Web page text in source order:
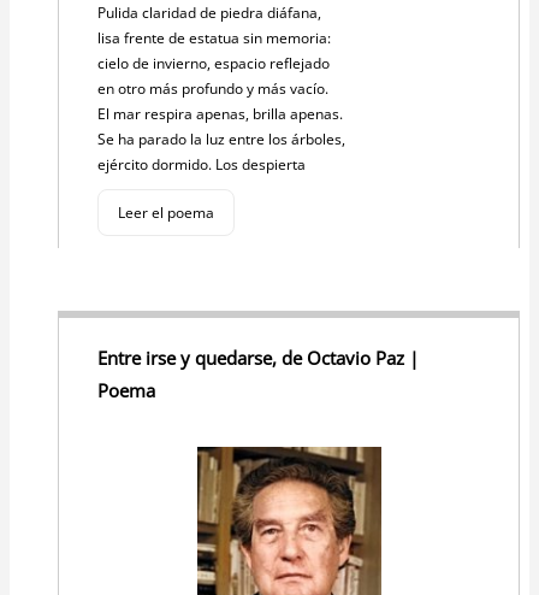
Pulida claridad de piedra diáfana,
lisa frente de estatua sin memoria:
cielo de invierno, espacio reflejado
en otro más profundo y más vacío.
El mar respira apenas, brilla apenas.
Se ha parado la luz entre los árboles,
ejército dormido. Los despierta
Leer el poema
Entre irse y quedarse, de Octavio Paz |
Poema